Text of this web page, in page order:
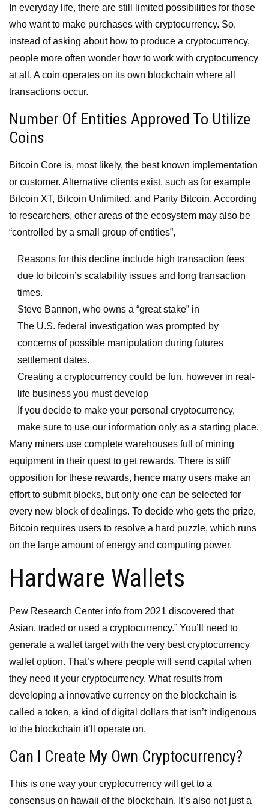
In everyday life, there are still limited possibilities for those
who want to make purchases with cryptocurrency. So,
instead of asking about how to produce a cryptocurrency,
people more often wonder how to work with cryptocurrency
at all. A coin operates on its own blockchain where all
transactions occur.
Number Of Entities Approved To Utilize
Coins
Bitcoin Core is, most likely, the best known implementation
or customer. Alternative clients exist, such as for example
Bitcoin XT, Bitcoin Unlimited, and Parity Bitcoin. According
to researchers, other areas of the ecosystem may also be
“controlled by a small group of entities”,
Reasons for this decline include high transaction fees
due to bitcoin’s scalability issues and long transaction
times.
Steve Bannon, who owns a “great stake” in
The U.S. federal investigation was prompted by
concerns of possible manipulation during futures
settlement dates.
Creating a cryptocurrency could be fun, however in real-
life business you must develop
If you decide to make your personal cryptocurrency,
make sure to use our information only as a starting place.
Many miners use complete warehouses full of mining
equipment in their quest to get rewards. There is stiff
opposition for these rewards, hence many users make an
effort to submit blocks, but only one can be selected for
every new block of dealings. To decide who gets the prize,
Bitcoin requires users to resolve a hard puzzle, which runs
on the large amount of energy and computing power.
Hardware Wallets
Pew Research Center info from 2021 discovered that
Asian, traded or used a cryptocurrency.” You’ll need to
generate a wallet target with the very best cryptocurrency
wallet option. That’s where people will send capital when
they need it your cryptocurrency. What results from
developing a innovative currency on the blockchain is
called a token, a kind of digital dollars that isn’t indigenous
to the blockchain it’ll operate on.
Can I Create My Own Cryptocurrency?
This is one way your cryptocurrency will get to a
consensus on hawaii of the blockchain. It’s also not just a